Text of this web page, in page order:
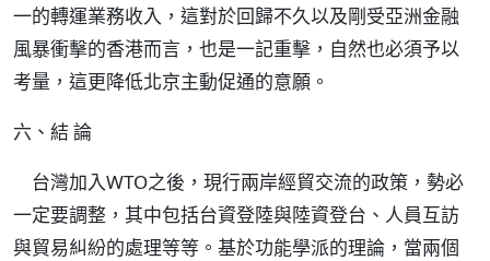
一的轉運業務收入，這對於回歸不久以及剛受亞洲金融
風暴衝擊的香港而言，也是一記重擊，自然也必須予以
考量，這更降低北京主動促通的意願。
六、結 論
台灣加入WTO之後，現行兩岸經貿交流的政策，勢必
一定要調整，其中包括台資登陸與陸資登台、人員互訪
與貿易糾紛的處理等等。基於功能學派的理論，當兩個